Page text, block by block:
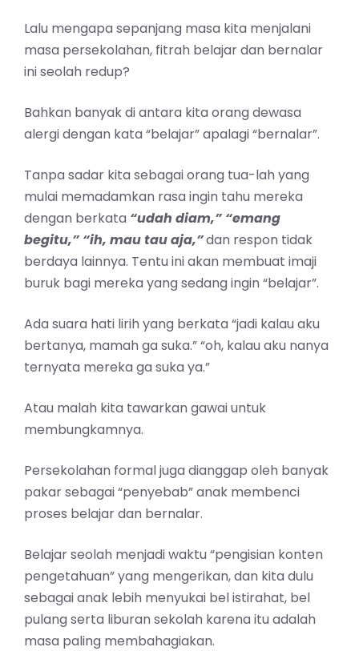
Lalu mengapa sepanjang masa kita menjalani
masa persekolahan, fitrah belajar dan bernalar
ini seolah redup?
Bahkan banyak di antara kita orang dewasa
alergi dengan kata “belajar” apalagi “bernalar”.
Tanpa sadar kita sebagai orang tua-lah yang
mulai memadamkan rasa ingin tahu mereka
dengan berkata “udah diam,” “emang
begitu,” “ih, mau tau aja,”dan respon tidak
berdaya lainnya. Tentu ini akan membuat imaji
buruk bagi mereka yang sedang ingin “belajar”.
Ada suara hati lirih yang berkata “jadi kalau aku
bertanya, mamah ga suka.” “oh, kalau aku nanya
ternyata mereka ga suka ya.”
Atau malah kita tawarkan gawai untuk
membungkamnya.
Persekolahan formal juga dianggap oleh banyak
pakar sebagai “penyebab” anak membenci
proses belajar dan bernalar.
Belajar seolah menjadi waktu “pengisian konten
pengetahuan” yang mengerikan, dan kita dulu
sebagai anak lebih menyukai bel istirahat, bel
pulang serta liburan sekolah karena itu adalah
masa paling membahagiakan.